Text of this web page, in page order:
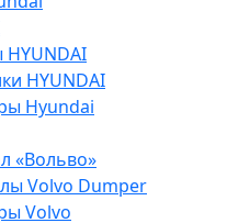
HYUNDAI
HYUNDAI
Hyundai
«Вольво»
Volvo Dumper
Volvo